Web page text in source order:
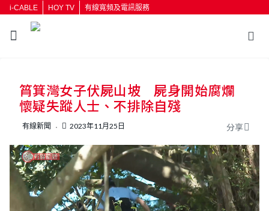
i-CABLE HOY TV 有線寬頻及電訊服務
按輸入鍵開始搜尋
筲箕灣女子伏屍山坡 屍身開始腐爛
懷疑失蹤人士、不排除自殘
有線新聞 2023年11月25日 分享